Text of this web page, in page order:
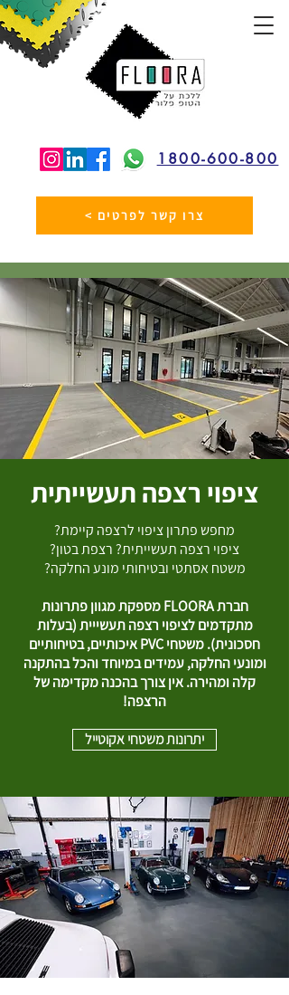
1800-600-800
< צרו קשר לפרטים
ציפוי רצפה תעשייתית
מחפש פתרון ציפוי לרצפה קיימת?
ציפוי רצפה תעשייתית? רצפת בטון?
משטח אסתטי ובטיחותי מונע החלקה?
חברת FLOORA מספקת מגוון פתרונות
מתקדמים לציפוי רצפה תעשייית (בעלות
חסכונית). משטחי PVC איכותיים, בטיחותיים
ומונעי החלקה, עמידים במיוחד והכל בהתקנה
קלה ומהירה. אין צורך בהכנה מקדימה של
הרצפה!
יתרונות משטחי אקוטייל